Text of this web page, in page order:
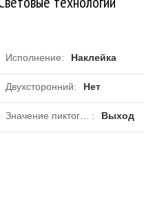
Исполнение: Наклейка
Двухсторонний: Нет
Значение пиктограммы : Выход